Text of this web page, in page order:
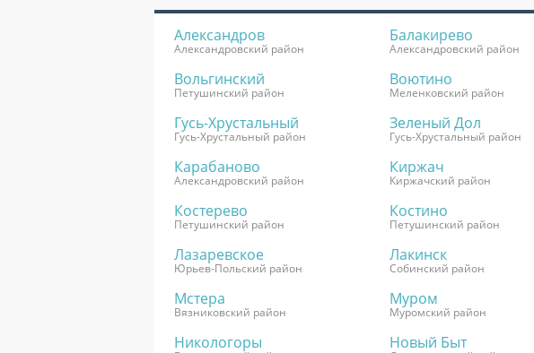
Александров
Александровский район
Балакирево
Александровский район
Вольгинский
Петушинский район
Воютино
Меленковский район
Гусь-Хрустальный
Гусь-Хрустальный район
Зеленый Дол
Гусь-Хрустальный район
Карабаново
Александровский район
Киржач
Киржачский район
Костерево
Петушинский район
Костино
Петушинский район
Лазаревское
Юрьев-Польский район
Лакинск
Собинский район
Мстера
Вязниковский район
Муром
Муромский район
Никологоры Новый Быт